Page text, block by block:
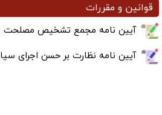
قوانین و مقررات
آیین نامه مجمع تشخیص مصلحت
آیین نامه نظارت بر حسن اجرای